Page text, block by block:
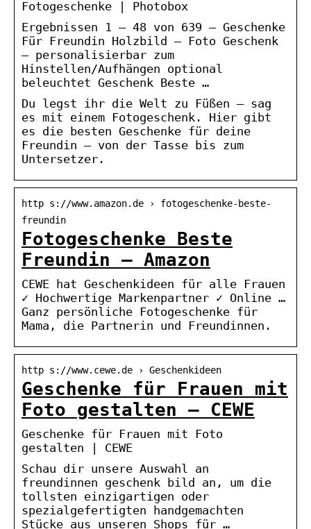
Fotogeschenke | Photobox
Ergebnissen 1 – 48 von 639 — Geschenke
Für Freundin Holzbild – Foto Geschenk
– personalisierbar zum
Hinstellen/Aufhängen optional
beleuchtet Geschenk Beste …
Du legst ihr die Welt zu Füßen – sag
es mit einem Fotogeschenk. Hier gibt
es die besten Geschenke für deine
Freundin – von der Tasse bis zum
Untersetzer.
http s://www.amazon.de › fotogeschenke-beste-
freundin
Fotogeschenke Beste
Freundin – Amazon
CEWE hat Geschenkideen für alle Frauen
✓ Hochwertige Markenpartner ✓ Online …
Ganz persönliche Fotogeschenke für
Mama, die Partnerin und Freundinnen.
http s://www.cewe.de › Geschenkideen
Geschenke für Frauen mit
Foto gestalten – CEWE
Geschenke für Frauen mit Foto
gestalten | CEWE
Schau dir unsere Auswahl an
freundinnen geschenk bild an, um die
tollsten einzigartigen oder
spezialgefertigten handgemachten
Stücke aus unseren Shops für …